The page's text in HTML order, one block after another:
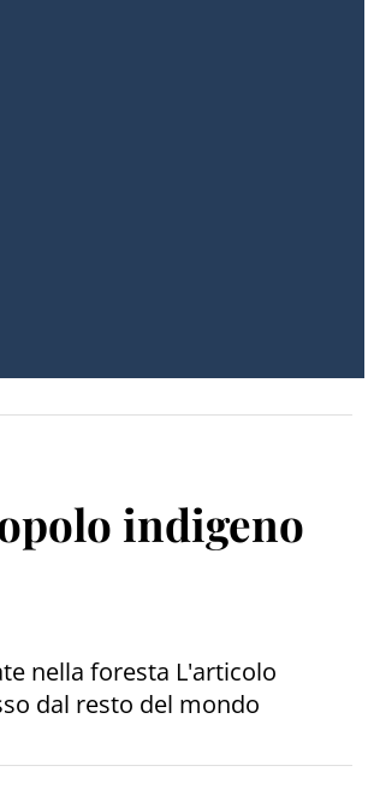
indigeno
nella foresta L'articolo
dal resto del mondo